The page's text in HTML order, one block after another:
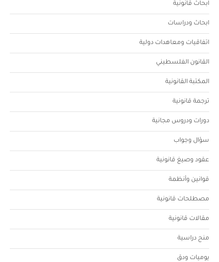
ابحاث قانونية
ابحاث ودراسات
اتفاقيات ومعاهدات دولية
القانون الفلسطيني
المكتبة القانونية
ترجمة قانونية
دورات ودروس مجانية
سؤال وجواب
عقود وصيغ قانونية
قوانين وأنظمة
مصطلحات قانونية
مقالات قانونية
منح دراسية
يوميات ودق